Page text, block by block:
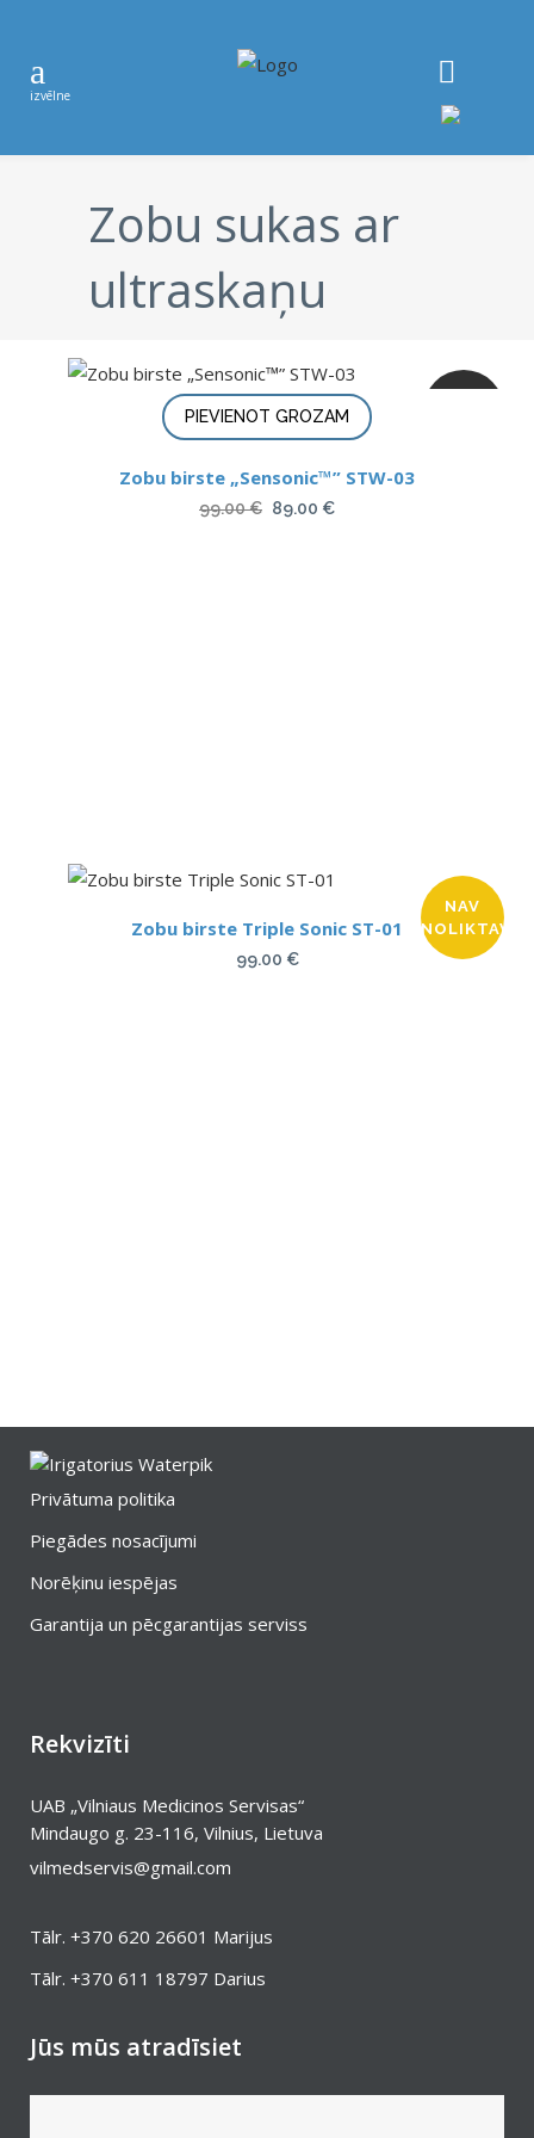
Zobu sukas ar
ultraskaņu
PIEVIENOT GROZAM
Zobu birste „Sensonic™” STW-03
99.00€ Original
89.00 €Current
NAV
NOLIKTAVĀ
Zobu birste Triple Sonic ST-01
99.00 €
Privātuma politika
Piegādes nosacījumi
Norēķinu iespējas
Garantija un pēcgarantijas serviss
Rekvizīti
UAB „Vilniaus Medicinos Servisas“
Mindaugo g. 23-116, Vilnius, Lietuva
vilmedservis@gmail.com
Tālr. +370 620 26601 Marijus
Tālr. +370 611 18797 Darius
Jūs mūs atradīsiet